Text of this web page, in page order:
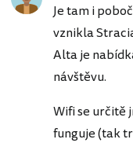
Je tam i
vznikla
Alta je
návštěvu.
Wifi se určitě
funguje (tak